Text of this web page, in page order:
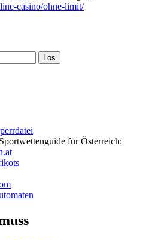
casino/ohne-limit/
für Österreich: